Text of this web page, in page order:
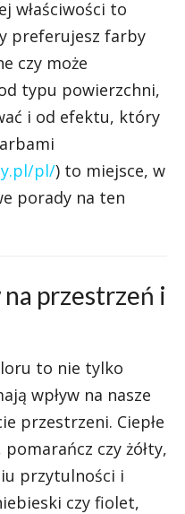
właściwości to
preferujesz farby
czy może
typu powierzchni,
i od efektu, który
pl/) to miejsce, w
porady na ten
przestrzeń i
to nie tylko
wpływ na nasze
przestrzeni. Ciepłe
czy żółty,
przytulności i
czy fiolet,